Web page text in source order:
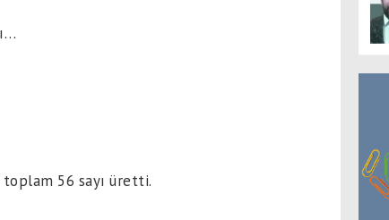
56 sayı üretti.